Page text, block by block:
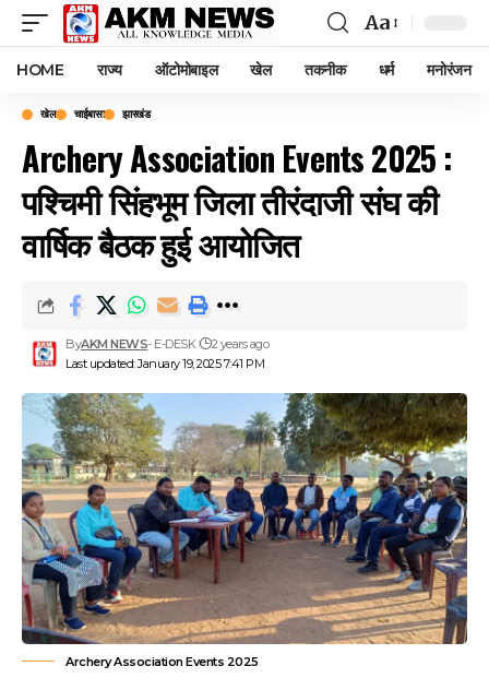
Font
Resizer
Aa
HOME राज्य ऑटोमोबाइल खेल तकनीक धर्म मनोरंजन
खेल चाईबासा झारखंड
Archery Association Events 2025 :
पश्चिमी सिंहभूम जिला तीरंदाजी संघ की
वार्षिक बैठक हुई आयोजित
Last updated: January 19, 2025 7:41 PM
ByAKM NEWS- E-DESK 2 years ago
Archery Association Events 2025